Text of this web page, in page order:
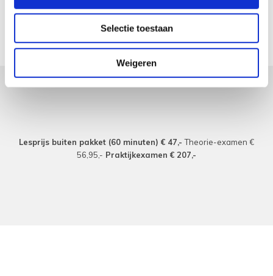
Selectie toestaan
Weigeren
Lesprijs buiten pakket (60 minuten) € 47,-Theorie-examen €
56,95,- Praktijkexamen € 207,-